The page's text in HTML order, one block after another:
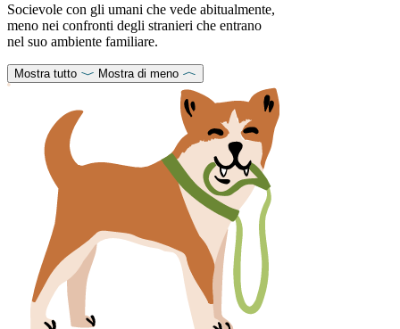
Socievole con gli umani che vede abitualmente,
meno nei confronti degli stranieri che entrano
nel suo ambiente familiare.
Mostra tutto Mostra di meno